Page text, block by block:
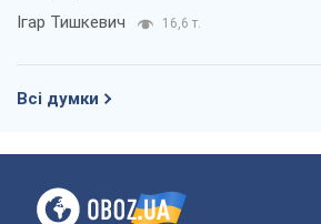
Ігар Тишкевич 16,6 т.
Всі думки